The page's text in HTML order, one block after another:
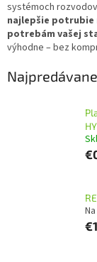
systémoch
najlepšie potrubie
potrebám vašej
výhodne – bez